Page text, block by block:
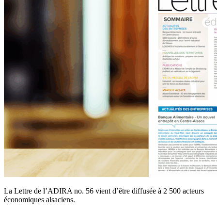
La Lettre de l’ADIRA no. 56 vient d’être diffusée à 2 500 acteurs
économiques alsaciens.